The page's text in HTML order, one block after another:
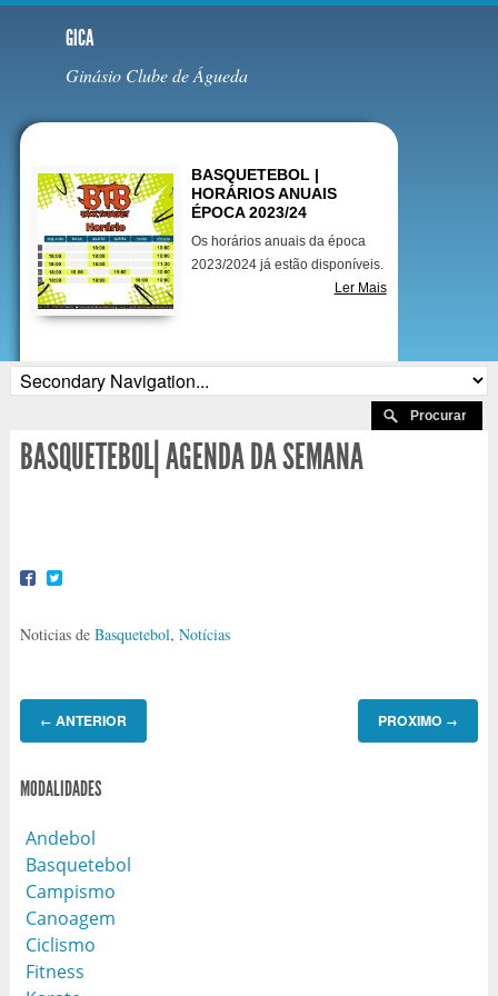
GICA
Ginásio Clube de Águeda
BASQUETEBOL |
HORÁRIOS ANUAIS
ÉPOCA 2023/24
Os horários anuais da época
2023/2024 já estão disponíveis.
Ler Mais
BASQUETEBOL| AGENDA DA SEMANA
Noticias de Basquetebol, Notícias
← ANTERIOR PROXIMO →
MODALIDADES
Andebol
Basquetebol
Campismo
Canoagem
Ciclismo
Fitness